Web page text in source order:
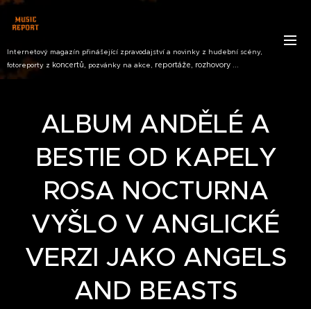
Internetový magazín přinášející zpravodajství a novinky z hudební scény,
fotoreporty z koncertů, pozvánky na akce, reportáže, rozhovory ...
ALBUM ANDĚLÉ A
BESTIE OD KAPELY
ROSA NOCTURNA
VYŠLO V ANGLICKÉ
VERZI JAKO ANGELS
AND BEASTS